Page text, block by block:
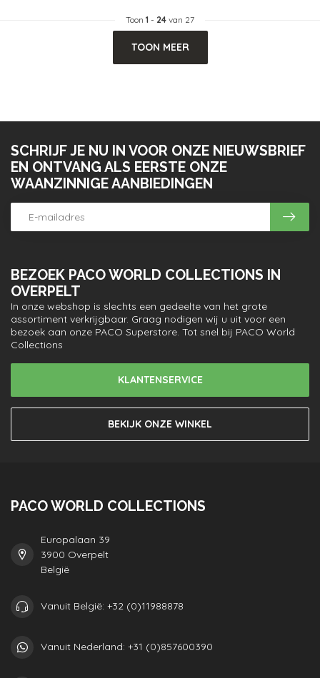
Toon 1 - 24 van 27
TOON MEER
BEZOEK PACO WORLD COLLECTIONS IN
OVERPELT
In onze webshop is slechts een gedeelte van het grote
assortiment verkrijgbaar. Graag nodigen wij u uit voor een
bezoek aan onze PACO Superstore. Tot snel bij PACO World
Collections
KLANTENSERVICE
BEKIJK ONZE WINKEL
SCHRIJF JE NU IN VOOR ONZE NIEUWSBRIEF
EN ONTVANG ALS EERSTE ONZE
WAANZINNIGE AANBIEDINGEN
PACO WORLD COLLECTIONS
Europalaan 39
3900 Overpelt
België
Vanuit België: +32 (0)11988878
Vanuit Nederland: +31 (0)857600390